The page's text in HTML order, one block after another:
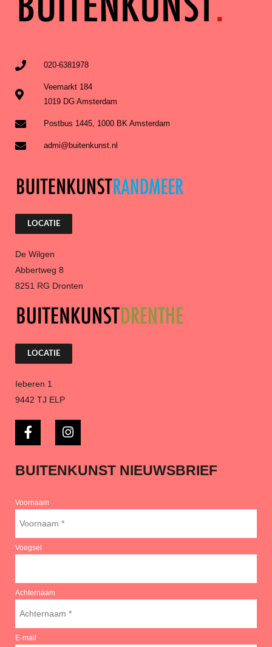
020-6381978
Veemarkt 184
1019 DG Amsterdam
Postbus 1445, 1000 BK Amsterdam
admi@buitenkunst.nl
LOCATIE
De Wilgen
Abbertweg 8
8251 RG Dronten
LOCATIE
Ieberen 1
9442 TJ ELP
BUITENKUNST NIEUWSBRIEF
Voornaam
Voegsel
Achternaam
E-mail